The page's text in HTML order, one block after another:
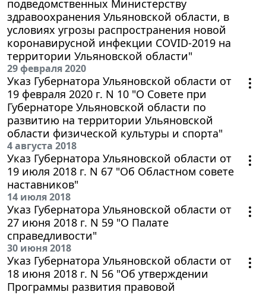
подведомственных Министерству
здравоохранения Ульяновской области, в
условиях угрозы распространения новой
коронавирусной инфекции COVID-2019 на
территории Ульяновской области"
29 февраля 2020
Указ Губернатора Ульяновской области от
19 февраля 2020 г. N 10 "О Совете при
Губернаторе Ульяновской области по
развитию на территории Ульяновской
области физической культуры и спорта"
4 августа 2018
Указ Губернатора Ульяновской области от
19 июля 2018 г. N 67 "Об Областном совете
наставников"
14 июля 2018
Указ Губернатора Ульяновской области от
27 июня 2018 г. N 59 "О Палате
справедливости"
30 июня 2018
Указ Губернатора Ульяновской области от
18 июня 2018 г. N 56 "Об утверждении
Программы развития правовой